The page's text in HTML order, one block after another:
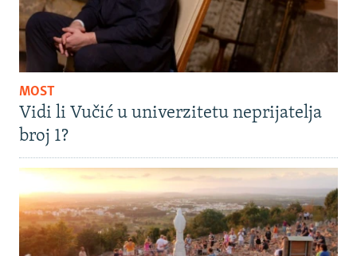
MOST
Vidi li Vučić u univerzitetu neprijatelja
broj 1?